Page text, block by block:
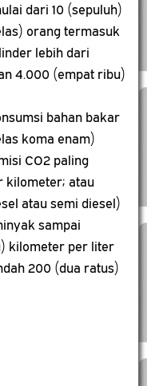
dari 10 (sepuluh)
orang termasuk
lebih dari
4.000 (empat ribu)
bahan bakar
koma enam)
CO2 paling
kilometer; atau
atau semi diesel)
sampai
kilometer per liter
200 (dua ratus)